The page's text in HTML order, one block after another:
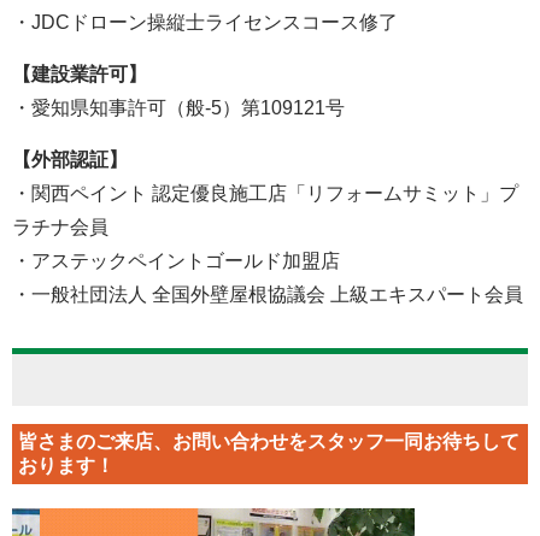
・JDCドローン操縦士ライセンスコース修了
【建設業許可】
・愛知県知事許可（般-5）第109121号
【外部認証】
・関西ペイント 認定優良施工店「リフォームサミット」プ
ラチナ会員
・アステックペイントゴールド加盟店
・一般社団法人 全国外壁屋根協議会 上級エキスパート会員
皆さまのご来店、お問い合わせをスタッフ一同お待ちして
おります！